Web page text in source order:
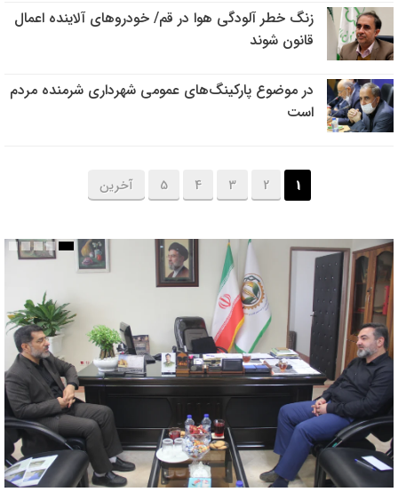
زنگ خطر آلودگی هوا در قم/ خودروهای آلاینده اعمال
قانون شوند
در موضوع پارکینگ‌های عمومی شهرداری شرمنده مردم
است
1
2
3
4
5 آخرین